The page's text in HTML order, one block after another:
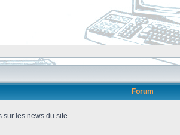
Forum
sur les news du site ...